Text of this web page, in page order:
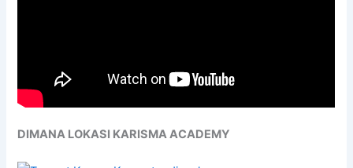
DIMANA LOKASI KARISMA ACADEMY